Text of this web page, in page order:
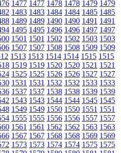
1477 1477 1478 1478 1479 1479
1483 1483 1484 1484 1485 1485
1489 1489 1490 1490 1491 1491
1495 1495 1496 1496 1497 1497
1501 1501 1502 1502 1503 1503
1507 1507 1508 1508 1509 1509
1513 1513 1514 1514 1515 1515
1519 1519 1520 1520 1521 1521
1525 1525 1526 1526 1527 1527
1531 1531 1532 1532 1533 1533
1537 1537 1538 1538 1539 1539
1543 1543 1544 1544 1545 1545
1549 1549 1550 1550 1551 1551
1555 1555 1556 1556 1557 1557
1561 1561 1562 1562 1563 1563
1567 1567 1568 1568 1569 1569
1573 1573 1574 1574 1575 1575